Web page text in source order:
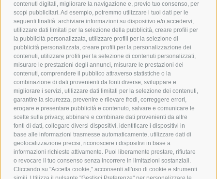
contenuti digitali, migliorare la navigazione e, previo tuo consenso, per
scopi pubblicitari. Ad esempio, potremmo utilizzare i tuoi dati per le
seguenti finalità: archiviare informazioni su dispositivo e/o accedervi,
utilizzare dati limitati per la selezione della pubblicità, creare profili per
la pubblicità personalizzata, utilizzare profili per la selezione di
pubblicità personalizzata, creare profili per la personalizzazione dei
contenuti, utilizzare profili per la selezione di contenuti personalizzati,
misurare le prestazioni degli annunci, misurare le prestazioni dei
contenuti, comprendere il pubblico attraverso statistiche o la
combinazione di dati provenienti da fonti diverse, sviluppare e
migliorare i servizi, utilizzare dati limitati per la selezione dei contenuti,
garantire la sicurezza, prevenire e rilevare frodi, correggere errori,
erogare e presentare pubblicità e contenuto, salvare e comunicare le
scelte sulla privacy, abbinare e combinare dati provenienti da altre
fonti di dati, collegare diversi dispositivi, identificare i dispositivi in
base alle informazioni trasmesse automaticamente, utilizzare dati di
geolocalizzazione precisi, riconoscere i dispositivi in base a
informazioni richieste attivamente. Puoi liberamente prestare, rifiutare
o revocare il tuo consenso senza incorrere in limitazioni sostanziali.
Cliccando su "Accetta cookie," acconsenti all'uso di cookie e strumenti
POLICY
PRIVACY POLICY
COOKIE POLICY
PAGAMENTI SICURI
AZIENDA
CHI SIAMO
MARCHI TRATTATI
CONDOMINI